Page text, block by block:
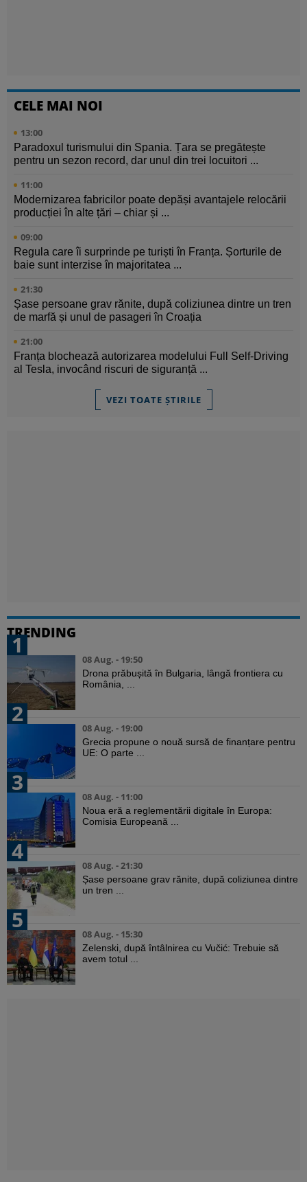
CELE MAI NOI
13:00
Paradoxul turismului din Spania. Țara se pregătește
pentru un sezon record, dar unul din trei locuitori ...
11:00
Modernizarea fabricilor poate depăși avantajele relocării
producției în alte țări – chiar și ...
09:00
Regula care îi surprinde pe turiști în Franța. Șorturile de
baie sunt interzise în majoritatea ...
21:30
Șase persoane grav rănite, după coliziunea dintre un tren
de marfă și unul de pasageri în Croația
21:00
Franța blochează autorizarea modelului Full Self-Driving
al Tesla, invocând riscuri de siguranță ...
VEZI TOATE ȘTIRILE
TRENDING
1
08 Aug. - 19:50
Drona prăbușită în Bulgaria, lângă frontiera cu
România, ...
2
08 Aug. - 19:00
Grecia propune o nouă sursă de finanțare pentru
UE: O parte ...
3
08 Aug. - 11:00
Noua eră a reglementării digitale în Europa:
Comisia Europeană ...
4
08 Aug. - 21:30
Șase persoane grav rănite, după coliziunea dintre
un tren ...
5
08 Aug. - 15:30
Zelenski, după întâlnirea cu Vučić: Trebuie să
avem totul ...